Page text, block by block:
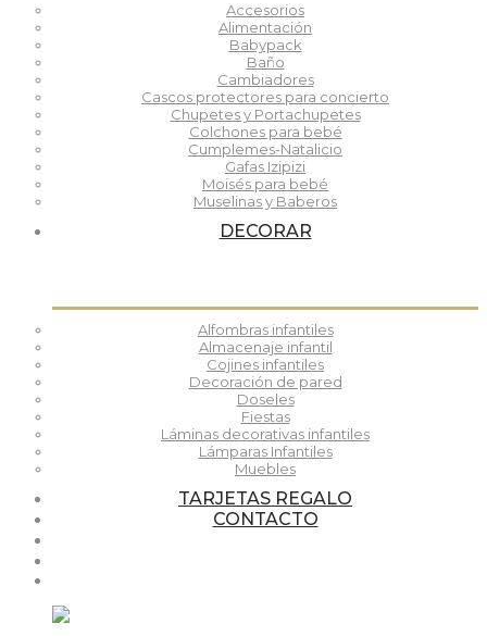
Accesorios
Alimentación
Babypack
Baño
Cambiadores
Cascos protectores para concierto
Chupetes y Portachupetes
Colchones para bebé
Cumplemes-Natalicio
Gafas Izipizi
Moisés para bebé
Muselinas y Baberos
DECORAR
Alfombras infantiles
Almacenaje infantil
Cojines infantiles
Decoración de pared
Doseles
Fiestas
Láminas decorativas infantiles
Lámparas Infantiles
Muebles
TARJETAS REGALO
CONTACTO